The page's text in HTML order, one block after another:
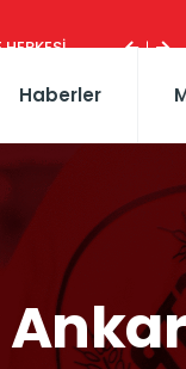
...
Haberler